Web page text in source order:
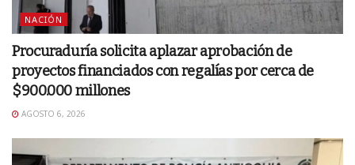
NACIÓN
Procuraduría solicita aplazar aprobación de
proyectos financiados con regalías por cerca de
$900.000 millones
AGOSTO 6, 2026